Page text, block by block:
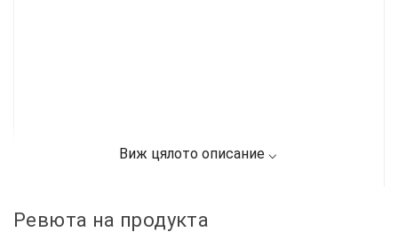
Ревюта на продукта